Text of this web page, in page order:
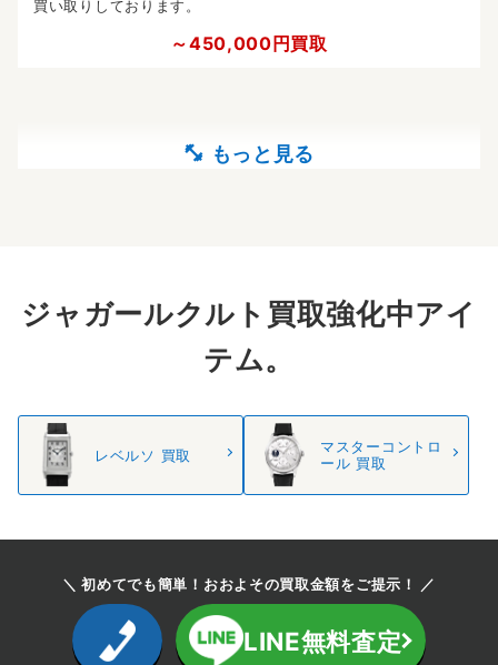
買い取りしております。
～450,000円買取
ジャガールクルト買取強化中アイ
テム。
レベルソ 買取
マスターコントロ
ール 買取
＼ 初めてでも簡単！おおよその買取金額をご提示！ ／
LINE無料査定